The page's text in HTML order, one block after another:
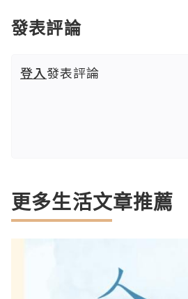
發表評論
登入發表評論
更多生活文章推薦